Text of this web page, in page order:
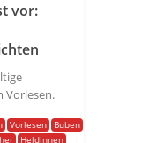
vor:
Vorlesen.
Vorlesen
Buben
Heldinnen